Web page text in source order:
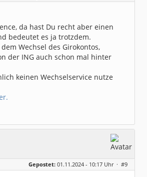
da hast Du recht aber einen
bedeutet es ja trotzdem.
Wechsel des Girokontos,
der ING auch schon mal hinter
keinen Wechselservice nutze
Gepostet: 01.11.2024 - 10:17 Uhr · #9